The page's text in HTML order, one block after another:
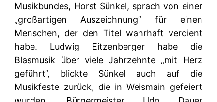
Musikbundes, Horst Sünkel, sprach von einer
„großartigen Auszeichnung“ für einen
Menschen, der den Titel wahrhaft verdient
habe. Ludwig Eitzenberger habe die
Blasmusik über viele Jahrzehnte „mit Herz
geführt“, blickte Sünkel auch auf die
Musikfeste zurück, die in Weismain gefeiert